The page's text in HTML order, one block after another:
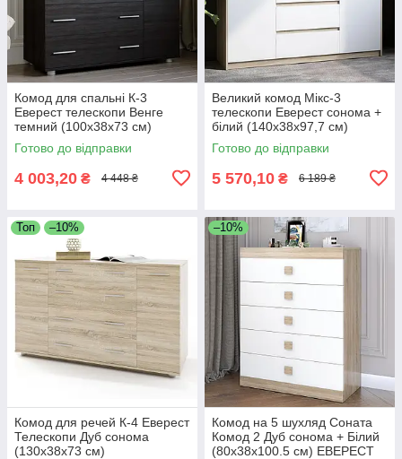
Комод для спальні К-3
Еверест телескопи Венге
темний (100х38х73 см)
Готово до відправки
4 003,20 ₴ 4 448 ₴
Великий комод Мікс-3
телескопи Еверест сонома +
білий (140х38х97,7 см)
Готово до відправки
5 570,10 ₴ 6 189 ₴
Топ –10%
Комод для речей К-4 Еверест
Телескопи Дуб сонома
(130х38х73 см)
–10%
Комод на 5 шухляд Соната
Комод 2 Дуб сонома + Білий
(80х38х100.5 см) ЕВЕРЕСТ